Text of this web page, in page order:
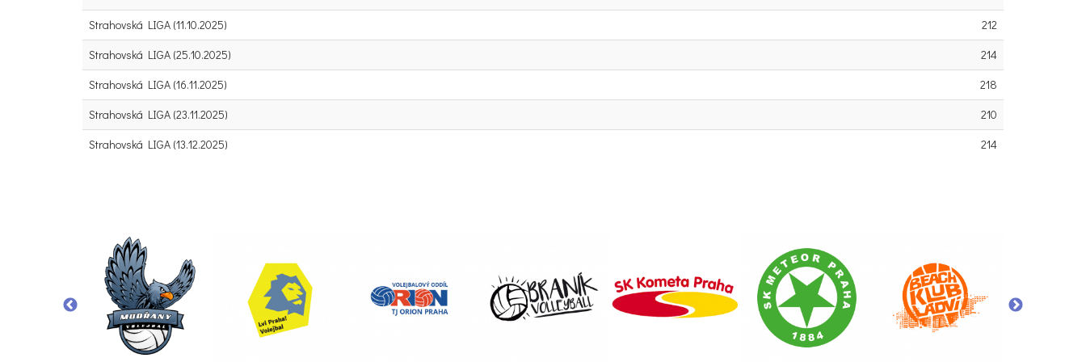
Strahovská LIGA (11.10.2025)
212
Strahovská LIGA (25.10.2025)
214
Strahovská LIGA (16.11.2025)
218
Strahovská LIGA (23.11.2025)
210
Strahovská LIGA (13.12.2025)
214